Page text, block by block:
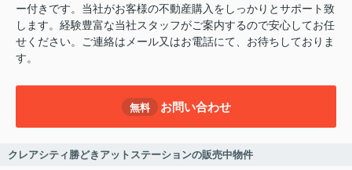
ー付きです。当社がお客様の不動産購入をしっかりとサポート致
します。経験豊富な当社スタッフがご案内するので安心してお任
せください。ご連絡はメール又はお電話にて、お待ちしておりま
す。
無料 お問い合わせ
クレアシティ勝どきアットステーションの販売中物件